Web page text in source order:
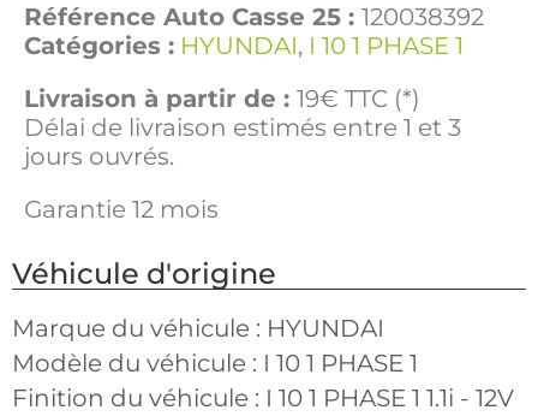
Référence Auto Casse 25 : 120038392
Catégories : HYUNDAI, I 10 1 PHASE 1
Livraison à partir de : 19€ TTC (*)
Délai de livraison estimés entre 1 et 3
jours ouvrés.
Garantie 12 mois
Véhicule d'origine
Marque du véhicule : HYUNDAI
Modèle du véhicule : I 10 1 PHASE 1
Finition du véhicule : I 10 1 PHASE 1 1.1i - 12V